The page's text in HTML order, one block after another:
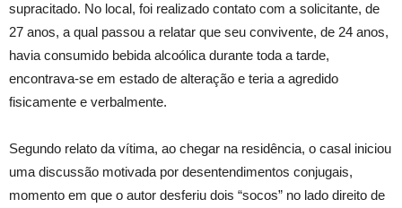
supracitado. No local, foi realizado contato com a solicitante, de
27 anos, a qual passou a relatar que seu convivente, de 24 anos,
havia consumido bebida alcoólica durante toda a tarde,
encontrava-se em estado de alteração e teria a agredido
fisicamente e verbalmente.
Segundo relato da vítima, ao chegar na residência, o casal iniciou
uma discussão motivada por desentendimentos conjugais,
momento em que o autor desferiu dois “socos” no lado direito de